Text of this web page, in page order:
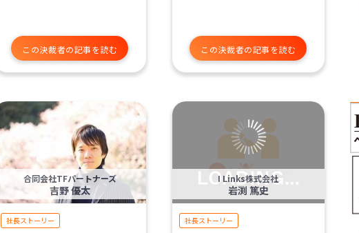
この決裁者の記事を読む この決裁者の記事を読む
合同会社TFパートナーズ
吉野 優太
社長ストーリー
I Links株式会社
岩渕 篤史
社長ストーリー